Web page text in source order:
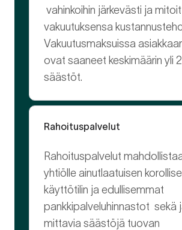
vahinkoihin järkevästi ja
vakuutuksensa
Vakuutusmaksuissa
ovat saaneet keskimäärin yli
säästöt.
Rahoituspalvelut
Rahoituspalvelut
yhtiölle ainutlaatuisen
käyttötilin ja edullisemmat
pankkipalveluhinnastot sekä
mittavia säästöjä tuovan